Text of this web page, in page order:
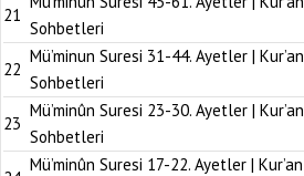
21
Sohbetleri
22
Mü’minun Suresi 31-44. Ayetler | Kur’an
Sohbetleri
23
Mü’minûn Suresi 23-30. Ayetler | Kur’an
Sohbetleri
Mü’minûn Suresi 17-22. Ayetler | Kur’an